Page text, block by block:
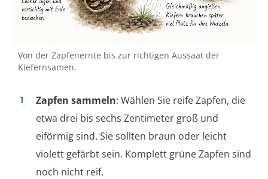
Von der Zapfenernte bis zur richtigen Aussaat der
Kiefernsamen.
Zapfen sammeln: Wählen Sie reife Zapfen, die
etwa drei bis sechs Zentimeter groß und
eiförmig sind. Sie sollten braun oder leicht
violett gefärbt sein. Komplett grüne Zapfen sind
noch nicht reif.